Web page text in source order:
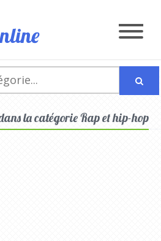
la catégorie Rap et hip-hop